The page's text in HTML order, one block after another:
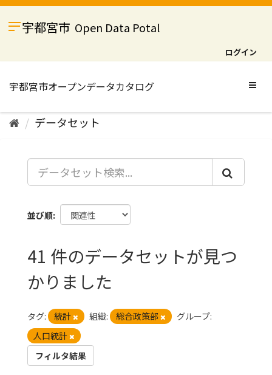
ス
宇都宮市 Open Data Potal
ログイン
データセット
並び順
41 件のデータセットが見つ
かりました
タグ: 統計 組織: 総合政策部
グループ:
人口統計
フィルタ結果